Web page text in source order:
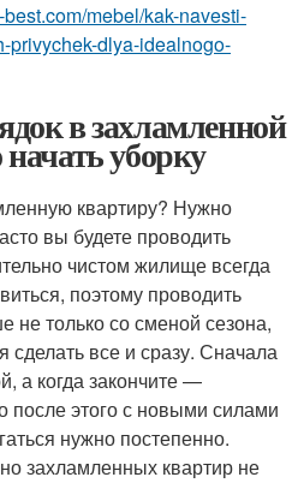
mebel/kak-navesti-
privychek-dlya-idealnogo-
в захламленной
уборку
квартиру? Нужно
вы будете проводить
чистом жилище всегда
поэтому проводить
не только со сменой сезона,
сделать все и сразу. Сначала
а когда закончите —
после этого с новыми силами
нужно постепенно.
захламленных квартир не